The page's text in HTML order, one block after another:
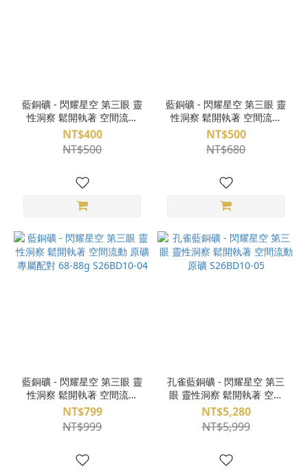
藍銅礦 - 閃耀星空 第三眼 靈
性洞察 鬆開執著 空間流動
原礦 專屬配對 20-30g
S26BD10-02
NT$400
NT$500
藍銅礦 - 閃耀星空 第三眼 靈
性洞察 鬆開執著 空間流動
原礦 專屬配對 30-60g
S26BD10-03
NT$500
NT$680
藍銅礦 - 閃耀星空 第三眼 靈
性洞察 鬆開執著 空間流動
原礦 專屬配對 68-88g
S26BD10-04
NT$799
NT$999
孔雀藍銅礦 - 閃耀星空 第三
眼 靈性洞察 鬆開執著 空間
流動 原礦 S26BD10-05
NT$5,280
NT$5,999